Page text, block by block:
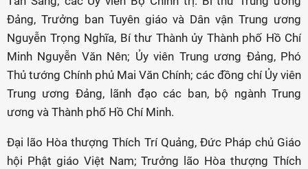
Đảng, Trưởng ban Tuyên giáo và Dân vận Trung ương
Nguyễn Trọng Nghĩa, Bí thư Thành ủy Thành phố Hồ Chí
Minh Nguyễn Văn Nên; Ủy viên Trung ương Đảng, Phó
Thủ tướng Chính phủ Mai Văn Chính; các đồng chí Ủy viên
Trung ương Đảng, lãnh đạo các ban, bộ ngành Trung
ương và Thành phố Hồ Chí Minh.
Đại lão Hòa thượng Thích Trí Quảng, Đức Pháp chủ Giáo
hội Phật giáo Việt Nam; Trưởng lão Hòa thượng Thích